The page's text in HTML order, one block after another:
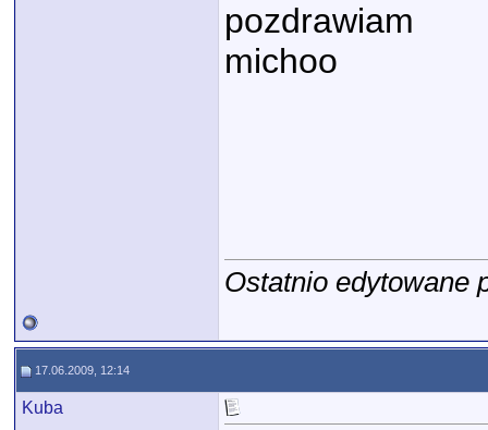
pozdrawiam
michoo
Ostatnio edytowane
17.06.2009, 12:14
Kuba